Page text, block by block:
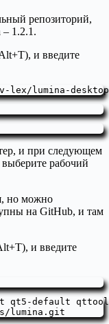
репозиторий,
– 1.2.1.
и введите
lex/lumina-desktop
и при следующем
выберите рабочий
но можно
на GitHub, и там
и введите
default qttools5-
lumina.git